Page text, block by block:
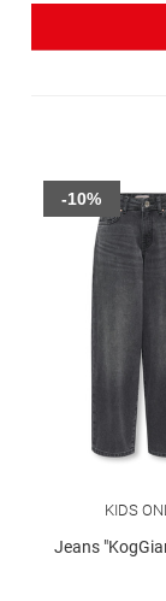
KIDS
Jeans
-10%